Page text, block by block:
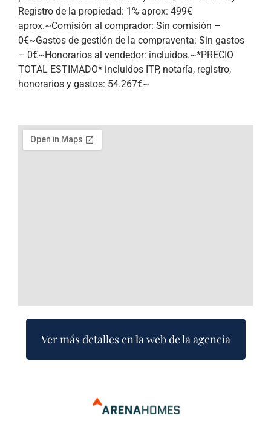
Registro de la propiedad: 1% aprox: 499€
aprox.~Comisión al comprador: Sin comisión –
0€~Gastos de gestión de la compraventa: Sin gastos
– 0€~Honorarios al vendedor: incluidos.~*PRECIO
TOTAL ESTIMADO* incluidos ITP, notaría, registro,
honorarios y gastos: 54.267€~
Ver más detalles en la web de la agencia